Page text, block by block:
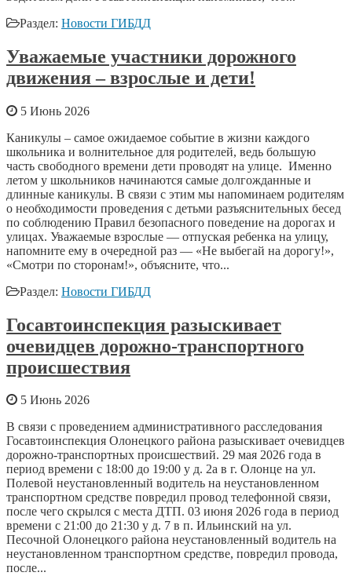
Раздел: Новости ГИБДД
Уважаемые участники дорожного
движения – взрослые и дети!
5 Июнь 2026
Каникулы – самое ожидаемое событие в жизни каждого
школьника и волнительное для родителей, ведь большую
часть свободного времени дети проводят на улице. Именно
летом у школьников начинаются самые долгожданные и
длинные каникулы. В связи с этим мы напоминаем родителям
о необходимости проведения с детьми разъяснительных бесед
по соблюдению Правил безопасного поведение на дорогах и
улицах. Уважаемые взрослые — отпуская ребенка на улицу,
напомните ему в очередной раз — «Не выбегай на дорогу!»,
«Смотри по сторонам!», объясните, что...
Раздел: Новости ГИБДД
Госавтоинспекция разыскивает
очевидцев дорожно-транспортного
происшествия
5 Июнь 2026
В связи с проведением административного расследования
Госавтоинспекция Олонецкого района разыскивает очевидцев
дорожно-транспортных происшествий. 29 мая 2026 года в
период времени с 18:00 до 19:00 у д. 2а в г. Олонце на ул.
Полевой неустановленный водитель на неустановленном
транспортном средстве повредил провод телефонной связи,
после чего скрылся с места ДТП. 03 июня 2026 года в период
времени с 21:00 до 21:30 у д. 7 в п. Ильинский на ул.
Песочной Олонецкого района неустановленный водитель на
неустановленном транспортном средстве, повредил провода,
после...